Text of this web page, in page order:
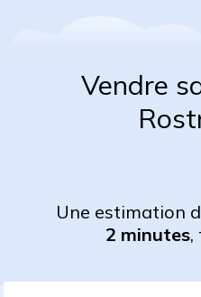
Vendre
Une estimation
2 minutes,